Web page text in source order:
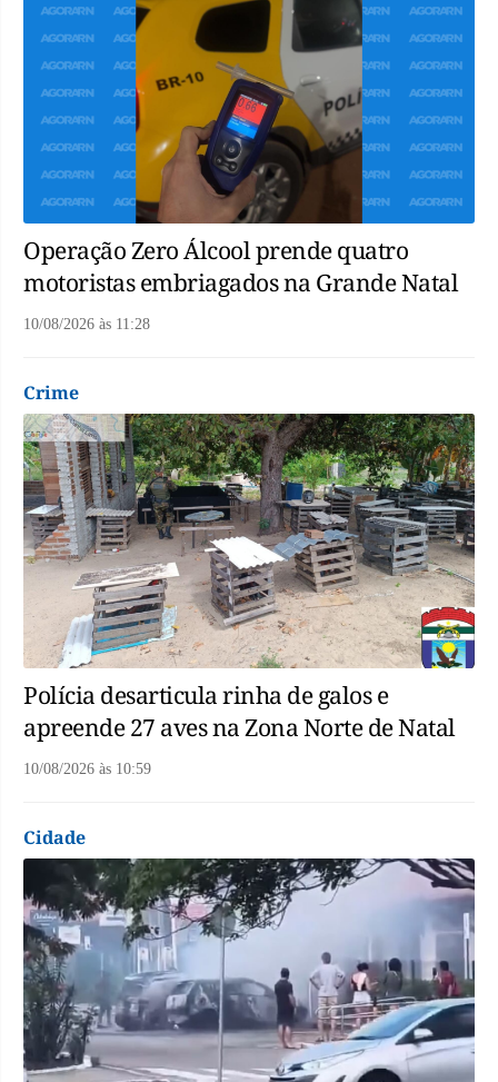
Operação Zero Álcool prende quatro
motoristas embriagados na Grande Natal
10/08/2026 às 11:28
Crime
Polícia desarticula rinha de galos e
apreende 27 aves na Zona Norte de Natal
10/08/2026 às 10:59
Cidade